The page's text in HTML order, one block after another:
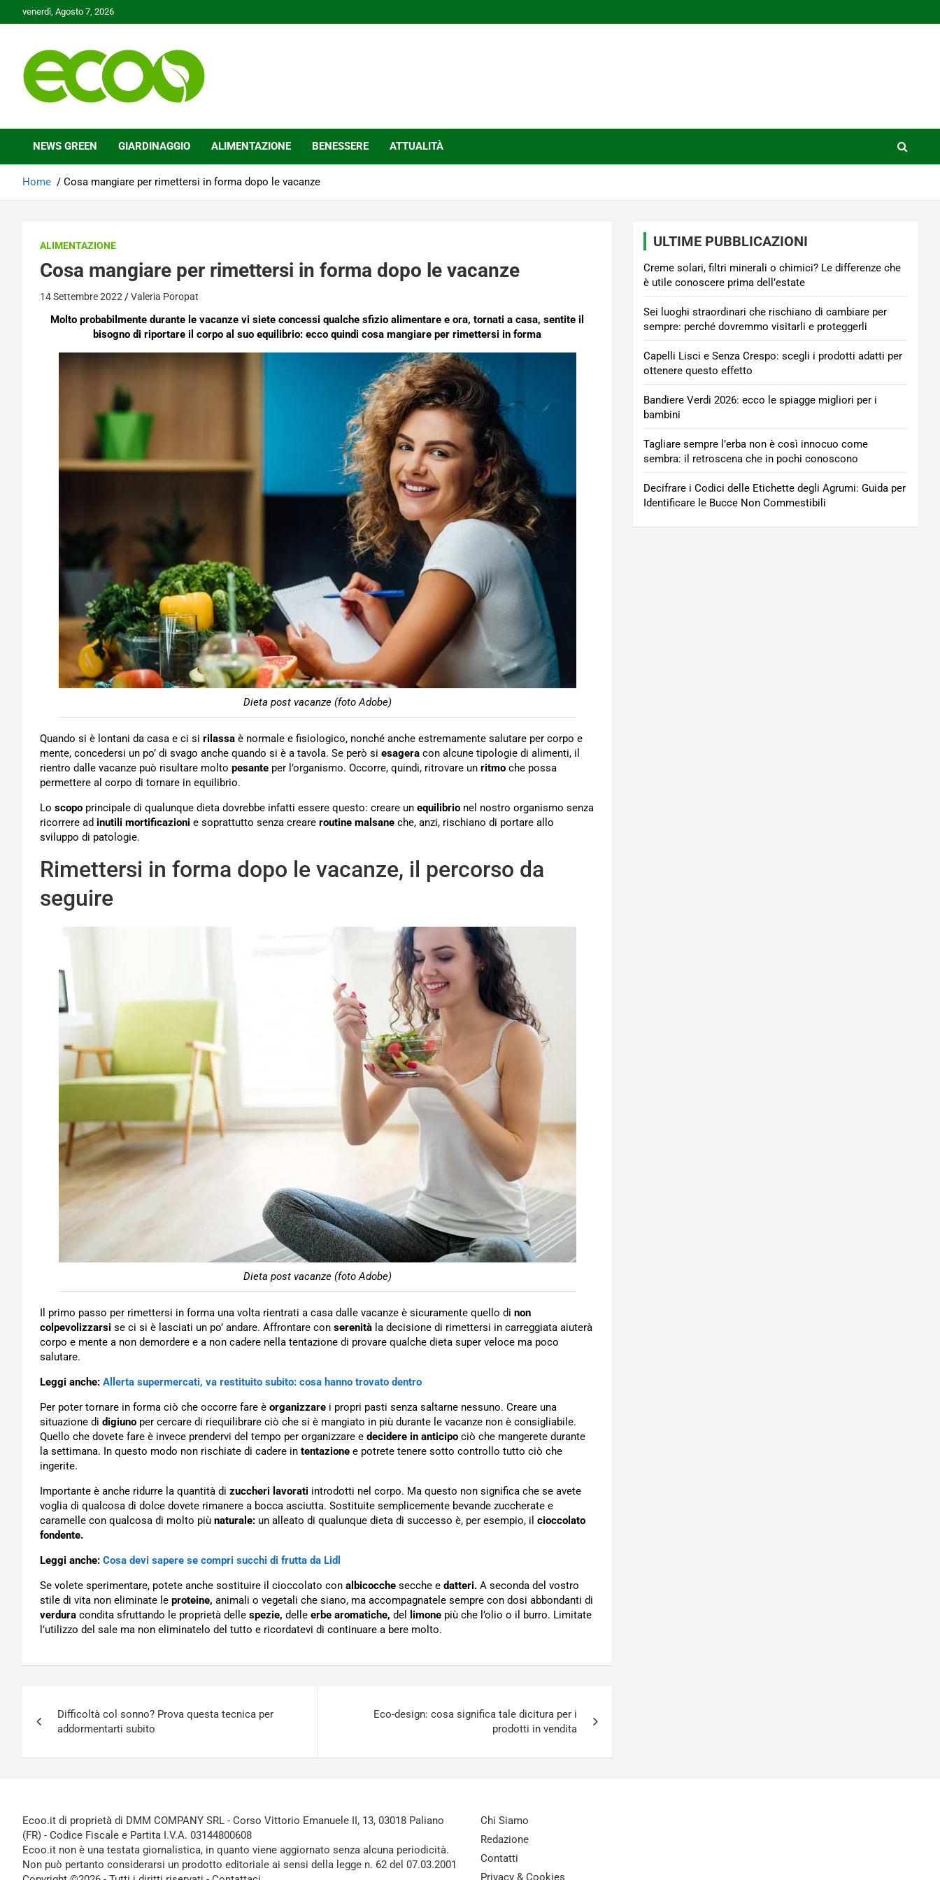
to
venerdì, Agosto 7, 2026
Ecoo.it
NEWS GREEN GIARDINAGGIO ALIMENTAZIONE BENESSERE ATTUALITÀ
Home Cosa mangiare per rimettersi in forma dopo le vacanze
ALIMENTAZIONE
Cosa mangiare per rimettersi in forma dopo le vacanze
14 Settembre 2022 Valeria Poropat
Molto probabilmente durante le vacanze vi siete concessi qualche sfizio alimentare e ora, tornati a casa, sentite il
bisogno di riportare il corpo al suo equilibrio: ecco quindi cosa mangiare per rimettersi in forma
Dieta post vacanze (foto Adobe)
Quando si è lontani da casa e ci si rilassa è normale e fisiologico, nonché anche estremamente salutare per corpo e
mente, concedersi un po’ di svago anche quando si è a tavola. Se però si esagera con alcune tipologie di alimenti, il
rientro dalle vacanze può risultare molto pesante per l’organismo. Occorre, quindi, ritrovare un ritmo che possa
permettere al corpo di tornare in equilibrio.
Lo scopo principale di qualunque dieta dovrebbe infatti essere questo: creare un equilibrio nel nostro organismo senza
ricorrere ad inutili mortificazioni e soprattutto senza creare routine malsane che, anzi, rischiano di portare allo
sviluppo di patologie.
Rimettersi in forma dopo le vacanze, il percorso da
seguire
Dieta post vacanze (foto Adobe)
Il primo passo per rimettersi in forma una volta rientrati a casa dalle vacanze è sicuramente quello di non
colpevolizzarsi se ci si è lasciati un po’ andare. Affrontare con serenità la decisione di rimettersi in carreggiata aiuterà
corpo e mente a non demordere e a non cadere nella tentazione di provare qualche dieta super veloce ma poco
salutare.
Leggi anche: Allerta supermercati, va restituito subito: cosa hanno trovato dentro
Per poter tornare in forma ciò che occorre fare è organizzare i propri pasti senza saltarne nessuno. Creare una
situazione di digiuno per cercare di riequilibrare ciò che si è mangiato in più durante le vacanze non è consigliabile.
Quello che dovete fare è invece prendervi del tempo per organizzare e decidere in anticipo ciò che mangerete durante
la settimana. In questo modo non rischiate di cadere in tentazione e potrete tenere sotto controllo tutto ciò che
ingerite.
Importante è anche ridurre la quantità di zuccheri lavorati introdotti nel corpo. Ma questo non significa che se avete
voglia di qualcosa di dolce dovete rimanere a bocca asciutta. Sostituite semplicemente bevande zuccherate e
caramelle con qualcosa di molto più naturale: un alleato di qualunque dieta di successo è, per esempio, il cioccolato
fondente.
Leggi anche: Cosa devi sapere se compri succhi di frutta da Lidl
Se volete sperimentare, potete anche sostituire il cioccolato con albicocche secche e datteri. A seconda del vostro
stile di vita non eliminate le proteine, animali o vegetali che siano, ma accompagnatele sempre con dosi abbondanti di
verdura condita sfruttando le proprietà delle spezie, delle erbe aromatiche, del limone più che l’olio o il burro. Limitate
l’utilizzo del sale ma non eliminatelo del tutto e ricordatevi di continuare a bere molto.
articoli
Difficoltà col sonno? Prova questa tecnica per
addormentarti subito
Eco-design: cosa significa tale dicitura per i
prodotti in vendita
ULTIME PUBBLICAZIONI
Creme solari, filtri minerali o chimici? Le differenze che
è utile conoscere prima dell’estate
Sei luoghi straordinari che rischiano di cambiare per
sempre: perché dovremmo visitarli e proteggerli
Capelli Lisci e Senza Crespo: scegli i prodotti adatti per
ottenere questo effetto
Bandiere Verdi 2026: ecco le spiagge migliori per i
bambini
Tagliare sempre l’erba non è così innocuo come
sembra: il retroscena che in pochi conoscono
Decifrare i Codici delle Etichette degli Agrumi: Guida per
Identificare le Bucce Non Commestibili
Ecoo.it di proprietà di DMM COMPANY SRL - Corso Vittorio Emanuele II, 13, 03018 Paliano
(FR) - Codice Fiscale e Partita I.V.A. 03144800608
Ecoo.it non è una testata giornalistica, in quanto viene aggiornato senza alcuna periodicità.
Non può pertanto considerarsi un prodotto editoriale ai sensi della legge n. 62 del 07.03.2001
Chi Siamo
Redazione
Contatti
Privacy & Cookies